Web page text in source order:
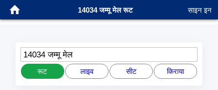
14034 जम्मू मेल रूट साइन इन
14034 जम्मू मेल
रूट लाइव सीट किराया